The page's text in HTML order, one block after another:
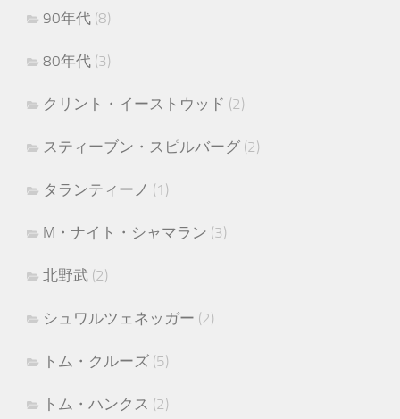
90年代 (8)
80年代 (3)
クリント・イーストウッド (2)
スティーブン・スピルバーグ (2)
タランティーノ (1)
M・ナイト・シャマラン (3)
北野武 (2)
シュワルツェネッガー (2)
トム・クルーズ (5)
トム・ハンクス (2)